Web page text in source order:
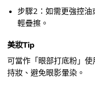
步驟2：如需更強控
輕疊擦。
美妝Tip
可當作「眼部打底粉」
持妝、避免眼影暈染。